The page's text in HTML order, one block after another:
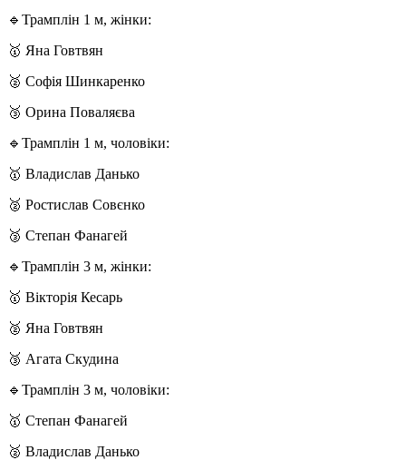
🔹Трамплін 1 м, жінки:
🥇 Яна Говтвян
🥈 Софія Шинкаренко
🥉 Орина Поваляєва
🔹Трамплін 1 м, чоловіки:
🥇 Владислав Данько
🥈 Ростислав Совєнко
🥉 Степан Фанагей
🔹Трамплін 3 м, жінки:
🥇 Вікторія Кесарь
🥈 Яна Говтвян
🥉 Агата Скудина
🔹Трамплін 3 м, чоловіки:
🥇 Степан Фанагей
🥈 Владислав Данько